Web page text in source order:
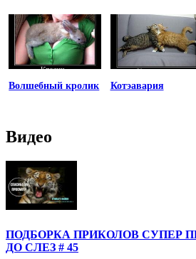
Волшебный кролик Котэавария
Видео
ПОДБОРКА ПРИКОЛОВ СУПЕР
ДО СЛЕЗ # 45